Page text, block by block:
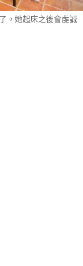
。她起床之後會虔誠